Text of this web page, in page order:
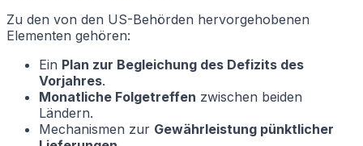
Zu den von den US-Behörden hervorgehobenen
Elementen gehören:
Ein Plan zur Begleichung des Defizits des
Vorjahres.
Monatliche Folgetreffen zwischen beiden
Ländern.
Mechanismen zur Gewährleistung pünktlicher